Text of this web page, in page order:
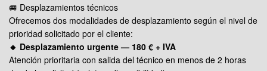
🚐 Desplazamientos técnicos
Ofrecemos dos modalidades de desplazamiento según el nivel de
prioridad solicitado por el cliente:
🔸 Desplazamiento urgente — 180 € + IVA
Atención prioritaria con salida del técnico en menos de 2 horas